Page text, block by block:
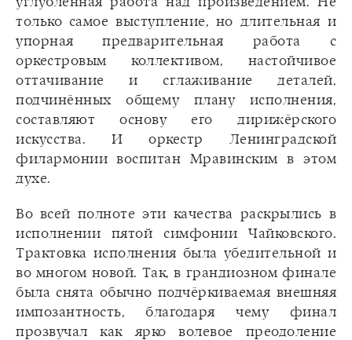
только самое выступление, но длительная и
упорная предварительная работа с
оркестровым коллективом, настойчивое
оттачивание и сглаживание деталей,
подчинённых общему плану исполнения,
составляют основу его дирижёрского
искусства. И оркестр Ленинградской
филармонии воспитан Мравинским в этом
духе.
Во всей полноте эти качества раскрылись в
исполнении пятой симфонии Чайковского.
Трактовка исполнения была убедительной и
во многом новой. Так, в грандиозном финале
была снята обычно подчёркиваемая внешняя
импозантность, благодаря чему финал
прозвучал как ярко волевое преодоление